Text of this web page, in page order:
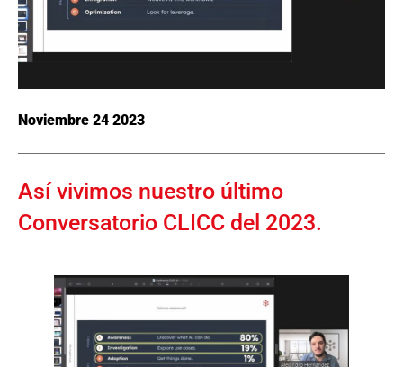
Noviembre 24 2023
Así vivimos nuestro último
Conversatorio CLICC del 2023.